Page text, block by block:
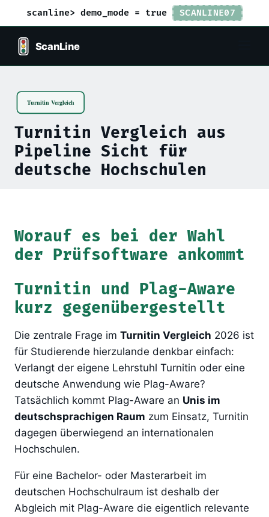
scanline> demo_mode = true SCANLINE07
Turnitin Vergleich aus
Pipeline Sicht für
deutsche Hochschulen
Worauf es bei der Wahl
der Prüfsoftware ankommt
Turnitin und Plag-Aware
kurz gegenübergestellt
Die zentrale Frage im Turnitin Vergleich 2026 ist
für Studierende hierzulande denkbar einfach:
Verlangt der eigene Lehrstuhl Turnitin oder eine
deutsche Anwendung wie Plag-Aware?
Tatsächlich kommt Plag-Aware an Unis im
deutschsprachigen Raum zum Einsatz, Turnitin
dagegen überwiegend an internationalen
Hochschulen.
Für eine Bachelor- oder Masterarbeit im
deutschen Hochschulraum ist deshalb der
Abgleich mit Plag-Aware die eigentlich relevante